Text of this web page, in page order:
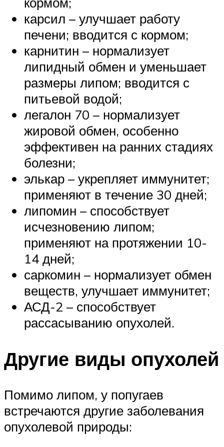
карсил – улучшает работу
печени; вводится с кормом;
карнитин – нормализует
липидный обмен и уменьшает
размеры липом; вводится с
питьевой водой;
легалон 70 – нормализует
жировой обмен, особенно
эффективен на ранних стадиях
болезни;
элькар – укрепляет иммунитет;
применяют в течение 30 дней;
липомин – способствует
исчезновению липом;
применяют на протяжении 10-
14 дней;
саркомин – нормализует обмен
веществ, улучшает иммунитет;
АСД-2 – способствует
рассасыванию опухолей.
Другие виды опухолей
Помимо липом, у попугаев
встречаются другие заболевания
опухолевой природы: